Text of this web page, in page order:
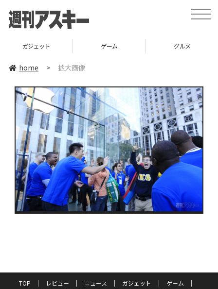
toggle
ガジェット ゲーム グルメ
home > 拡大画像
TOP レビュー ニュース ガジェット
ゲーム